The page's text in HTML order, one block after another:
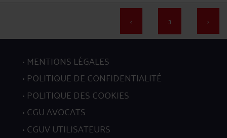
< 3 >
MENTIONS LÉGALES
POLITIQUE DE CONFIDENTIALITÉ
POLITIQUE DES COOKIES
CGU AVOCATS
CGUV UTILISATEURS